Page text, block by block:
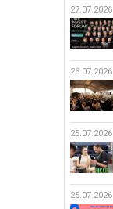
27.07.2026
26.07.2026
25.07.2026
25.07.2026